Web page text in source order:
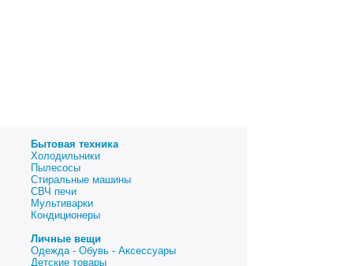
Бытовая техника
Холодильники
Пылесосы
Стиральные машины
СВЧ печи
Мультиварки
Кондиционеры
Личные вещи
Одежда - Обувь - Аксессуары
Детские товары